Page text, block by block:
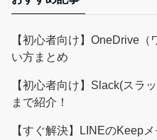
【初心者向け】OneDrive
い方まとめ
【初心者向け】Slack(スラ
まで紹介！
【すぐ解決】LINEのKeep